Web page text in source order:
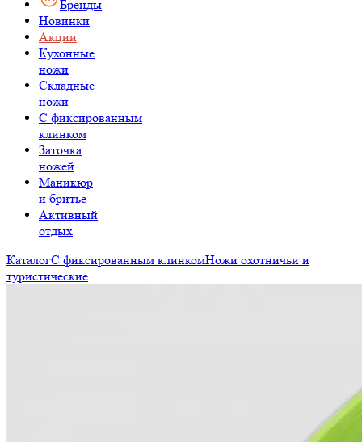
Бренды
Новинки
Акции
Кухонные
ножи
Складные
ножи
C фиксированным
клинком
Заточка
ножей
Маникюр
и бритье
Активный
отдых
КаталогС фиксированным клинкомНожи охотничьи и
туристические